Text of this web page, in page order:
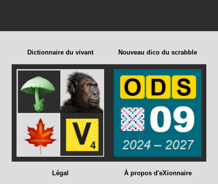
Dictionnaire du vivant Nouveau dico du scrabble
Légal À propos d'eXionnaire